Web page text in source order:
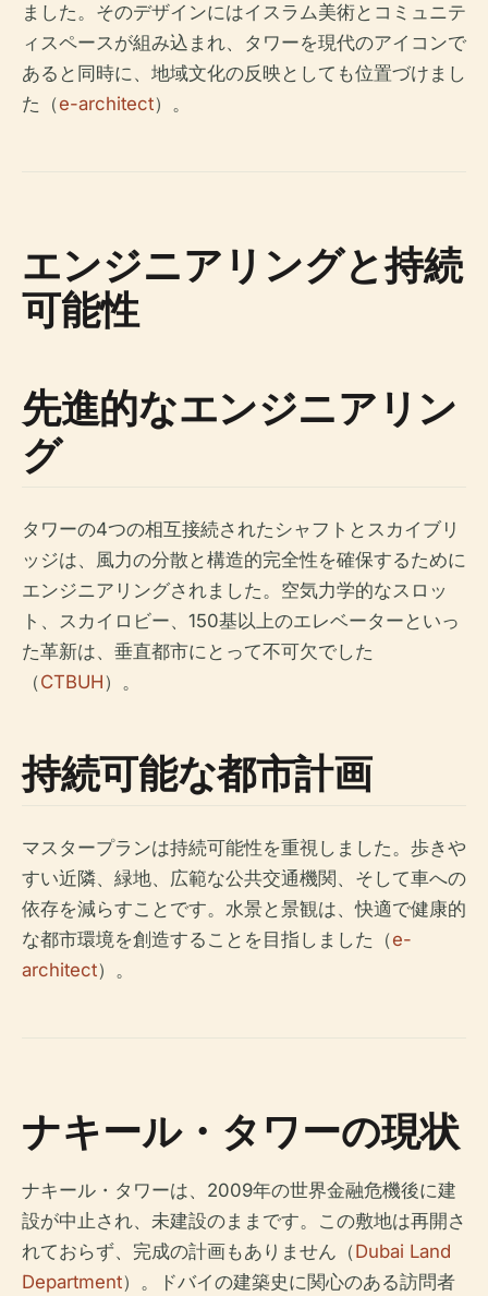
ました。そのデザインにはイスラム美術とコミュニテ
ィスペースが組み込まれ、タワーを現代のアイコンで
あると同時に、地域文化の反映としても位置づけまし
た（e-architect）。
エンジニアリングと持続
可能性
先進的なエンジニアリン
グ
タワーの4つの相互接続されたシャフトとスカイブリ
ッジは、風力の分散と構造的完全性を確保するために
エンジニアリングされました。空気力学的なスロッ
ト、スカイロビー、150基以上のエレベーターといっ
た革新は、垂直都市にとって不可欠でした
（CTBUH）。
持続可能な都市計画
マスタープランは持続可能性を重視しました。歩きや
すい近隣、緑地、広範な公共交通機関、そして車への
依存を減らすことです。水景と景観は、快適で健康的
な都市環境を創造することを目指しました（e-
architect）。
ナキール・タワーの現状
ナキール・タワーは、2009年の世界金融危機後に建
設が中止され、未建設のままです。この敷地は再開さ
れておらず、完成の計画もありません（Dubai Land
Department）。ドバイの建築史に関心のある訪問者